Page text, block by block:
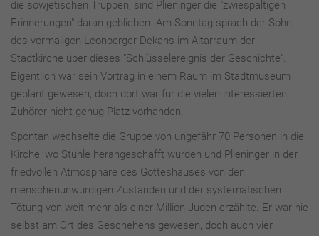
die sowjetischen Truppen, sind Plieninger die "zwiespältigen
Erinnerungen" daran geblieben. Am Sonntag sprach der Sohn
des vormaligen Leonberger Dekans im Altarraum der
Stadtkirche über dieses "Schlüsselereignis der Geschichte".
Eigentlich war sein Vortrag in einem Raum im Stadtmuseum
geplant gewesen, doch dort war für die vielen interessierten
Zuhörer nicht genug Platz vorhanden.
Spontan wechselte die Gruppe von ungefähr 70 Personen in die
Kirche, wo Stühle herangeschafft wurden und Plieninger in der
friedvollen Atmosphäre des Gotteshauses von den
menschenunwürdigen Zuständen und der systematischen
Tötung von weit mehr als einer Million Juden erzählte. Er war nie
selbst am Ort des Geschehens gewesen, doch auch vier